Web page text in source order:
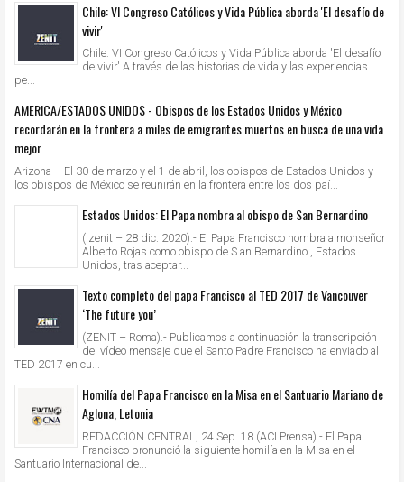
Chile: VI Congreso Católicos y Vida Pública aborda 'El desafío de
vivir'
Chile: VI Congreso Católicos y Vida Pública aborda 'El desafío
de vivir' A través de las historias de vida y las experiencias
pe...
AMERICA/ESTADOS UNIDOS - Obispos de los Estados Unidos y México
recordarán en la frontera a miles de emigrantes muertos en busca de una vida
mejor
Arizona – El 30 de marzo y el 1 de abril, los obispos de Estados Unidos y
los obispos de México se reunirán en la frontera entre los dos paí...
Estados Unidos: El Papa nombra al obispo de San Bernardino
( zenit – 28 dic. 2020).- El Papa Francisco nombra a monseñor
Alberto Rojas como obispo de S an Bernardino , Estados
Unidos, tras aceptar...
Texto completo del papa Francisco al TED 2017 de Vancouver
‘The future you’
(ZENIT – Roma).- Publicamos a continuación la transcripción
del vídeo mensaje que el Santo Padre Francisco ha enviado al
TED 2017 en cu...
Homilía del Papa Francisco en la Misa en el Santuario Mariano de
Aglona, Letonia
REDACCIÓN CENTRAL, 24 Sep. 18 (ACI Prensa).- El Papa
Francisco pronunció la siguiente homilía en la Misa en el
Santuario Internacional de...